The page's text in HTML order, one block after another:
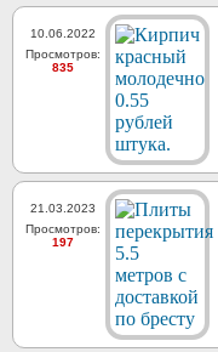
10.06.2022
Просмотров:
835
21.03.2023
Просмотров:
197